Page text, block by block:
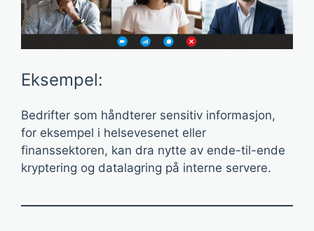
Eksempel:
Bedrifter som håndterer sensitiv informasjon,
for eksempel i helsevesenet eller
finanssektoren, kan dra nytte av ende-til-ende
kryptering og datalagring på interne servere.